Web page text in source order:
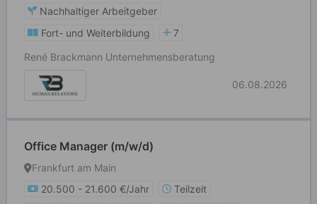
Nachhaltiger Arbeitgeber
Fort- und Weiterbildung
7
René Brackmann Unternehmensberatung
06.08.2026
Office Manager (m/w/d)
Frankfurt am Main
20.500 - 21.600 €/Jahr
Teilzeit